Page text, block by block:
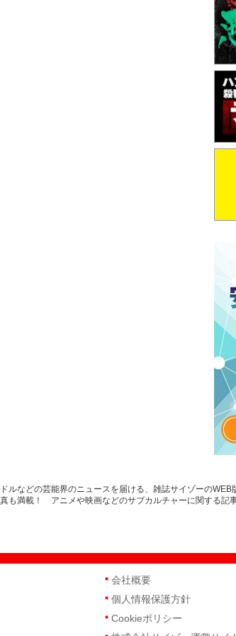
ルなどの芸能界のニュースを届ける、雑誌サイゾーの
も満載！ アニメや映画などのサブカルチャーに関する記事
会社概要
個人情報保護方針
Cookieポリシー